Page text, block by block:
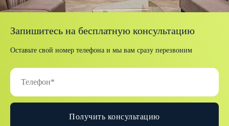
Запишитесь на бесплатную консультацию
Оставьте свой номер телефона и мы вам сразу перезвоним
Получить консультацию